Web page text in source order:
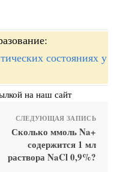
состояниях у
на наш сайт
СЛЕДУЮЩАЯ ЗАПИСЬ
Сколько ммоль Na+
содержится 1 мл
раствора NaCl 0,9%?